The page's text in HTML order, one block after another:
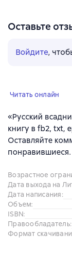
Оставьте
Войдите,
Читать онлайн
«Русский
книгу в fb2, txt,
Оставляйте
понравившиеся.
Возрастное
Дата выхода на
Дата написания:
Объем:
ISBN:
Правообладатель:
Формат